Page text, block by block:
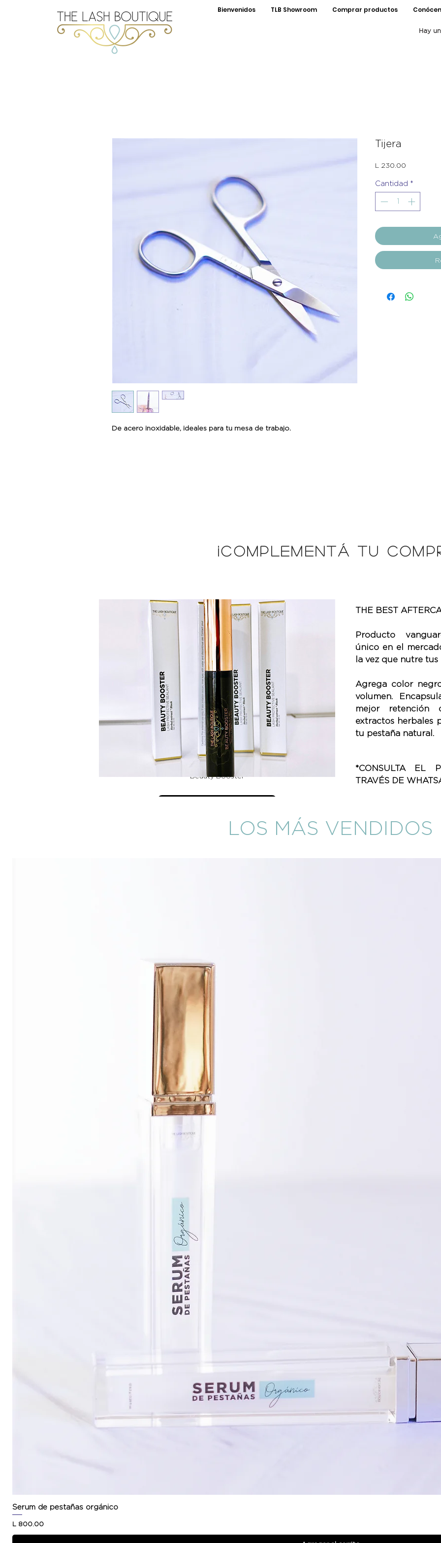
Bienvenidos TLB Showroom Comprar productos
Hay
De acero inoxidable, ideales para tu mesa de trabajo.
Tijera
L 230.00
Cantidad *
¡COMPLEMENTÁ TU
Beauty Booster
THE BEST
Producto
único en el
la vez que nutre
Agrega color
volumen.
mejor retención
extractos herbales
tu pestaña natural.
*CONSULTA EL
TRAVÉS DE
LOS MÁS VENDIDOS
Serum de pestañas orgánico
Precio
L 800.00